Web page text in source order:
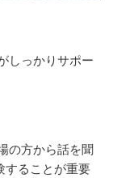
しっかりサポー
の方から話を聞
することが重要